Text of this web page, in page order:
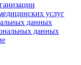
услуг
данных
данных